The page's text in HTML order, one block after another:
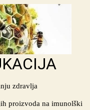
zdravlja
proizvoda na imunolški